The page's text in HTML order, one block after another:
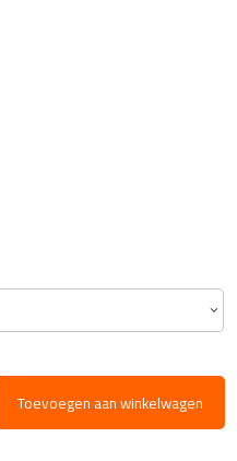
Toevoegen aan winkelwagen